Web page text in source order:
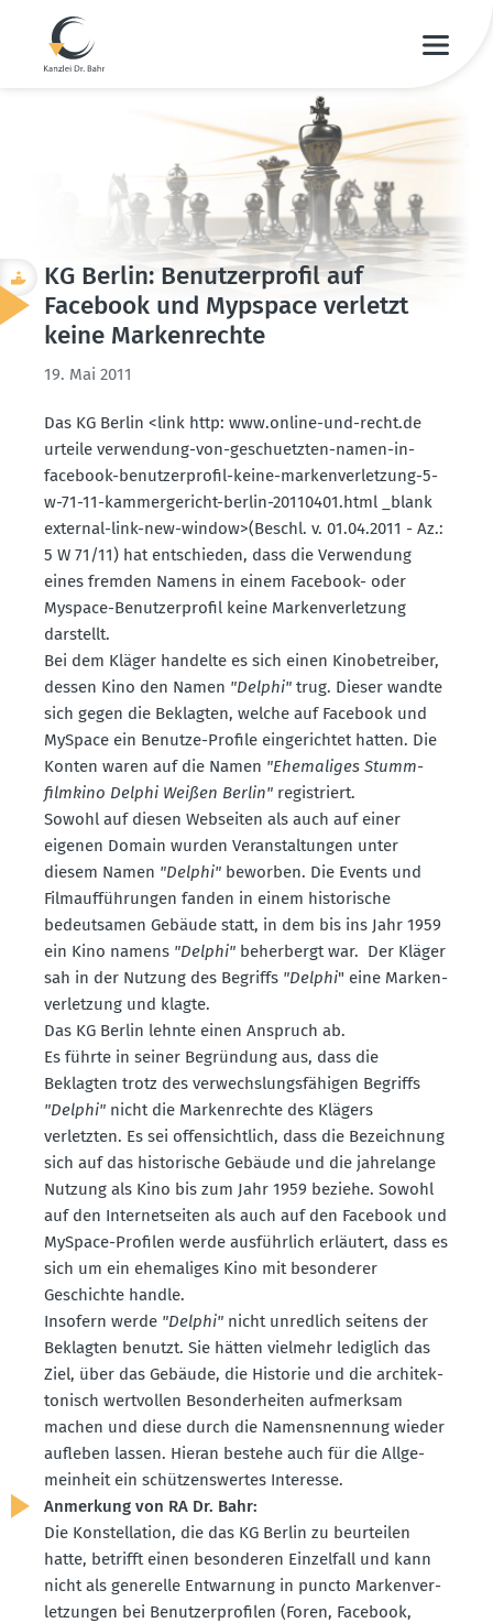
KG Berlin: Benut­zer­profil auf
Facebook und Mypspace verletzt
keine Marken­rechte
19. Mai 2011
Das KG Berlin <link http: www.​online-​und-​recht.​de
urteile verwendung-von-geschuetzten-namen-in-
facebook-benut­zer­profil-keine-marken­ver­letzung-5-
w-71-11-kammer­ge­richt-berlin-20110401.html _blank
external-link-new-window>(Beschl. v. 01.04.2011 - Az.:
5 W 71/11) hat entschieden, dass die Verwendung
eines fremden Namens in einem Facebook- oder
Myspace-Benut­zer­profil keine Marken­ver­letzung
darstellt.
Bei dem Kläger handelte es sich einen Kinobe­treiber,
dessen Kino den Namen "Delphi" trug. Dieser wandte
sich gegen die Beklagten, welche auf Facebook und
MySpace ein Benutze-Profile einge­richtet hatten. Die
Konten waren auf die Namen "Ehema­liges Stumm­
filmkino Delphi Weißen Berlin" regis­triert.
Sowohl auf diesen Webseiten als auch auf einer
eigenen Domain wurden Veran­stal­tungen unter
diesem Namen "Delphi" beworben. Die Events und
Filmauf­füh­rungen fanden in einem histo­rische
bedeut­samen Gebäude statt, in dem bis ins Jahr 1959
ein Kino namens "Delphi" beher­bergt war. Der Kläger
sah in der Nutzung des Begriffs "Delphi" eine Marken­
ver­letzung und klagte.
Das KG Berlin lehnte einen Anspruch ab.
Es führte in seiner Begründung aus, dass die
Beklagten trotz des verwechs­lungs­fä­higen Begriffs
"Delphi" nicht die Marken­rechte des Klägers
verletzten. Es sei offen­sichtlich, dass die Bezeichnung
sich auf das histo­rische Gebäude und die jahre­lange
Nutzung als Kino bis zum Jahr 1959 beziehe. Sowohl
auf den Inter­net­seiten als auch auf den Facebook und
MySpace-Profilen werde ausführlich erläutert, dass es
sich um ein ehema­liges Kino mit beson­derer
Geschichte handle.
Insofern werde "Delphi" nicht unredlich seitens der
Beklagten benutzt. Sie hätten vielmehr lediglich das
Ziel, über das Gebäude, die Historie und die archi­tek­
to­nisch wertvollen Beson­der­heiten aufmerksam
machen und diese durch die Namens­nennung wieder
aufleben lassen. Hieran bestehe auch für die Allge­
meinheit ein schüt­zens­wertes Interesse.
Anmerkung von RA Dr. Bahr:
Die Konstel­lation, die das KG Berlin zu beurteilen
hatte, betrifft einen beson­deren Einzelfall und kann
nicht als generelle Entwarnung in puncto Marken­ver­
let­zungen bei Benut­zer­pro­filen (Foren, Facebook,